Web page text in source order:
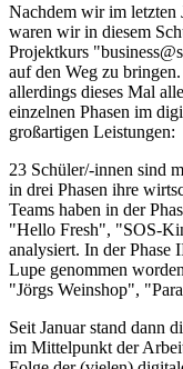
Nachdem wir im letzten
waren wir in diesem
Projektkurs
auf den Weg zu
allerdings dieses Mal
einzelnen Phasen im
großartigen Leistungen:
23 Schüler/-innen sind
in drei Phasen ihre
Teams haben in der
"Hello Fresh", "SOS-
analysiert. In der Phase
Lupe genommen
"Jörgs Weinshop",
Seit Januar stand dann
im Mittelpunkt der